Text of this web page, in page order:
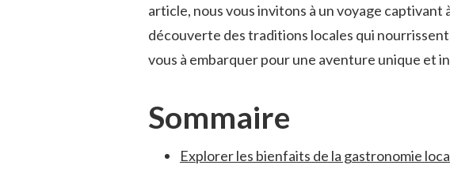
article, nous vous ⁣invitons à un voyage⁣
découverte des ​traditions locales qui
vous à‌ embarquer⁣ pour une aventure unique et
Sommaire
Explorer ⁤les bienfaits de la‌ gastronomie